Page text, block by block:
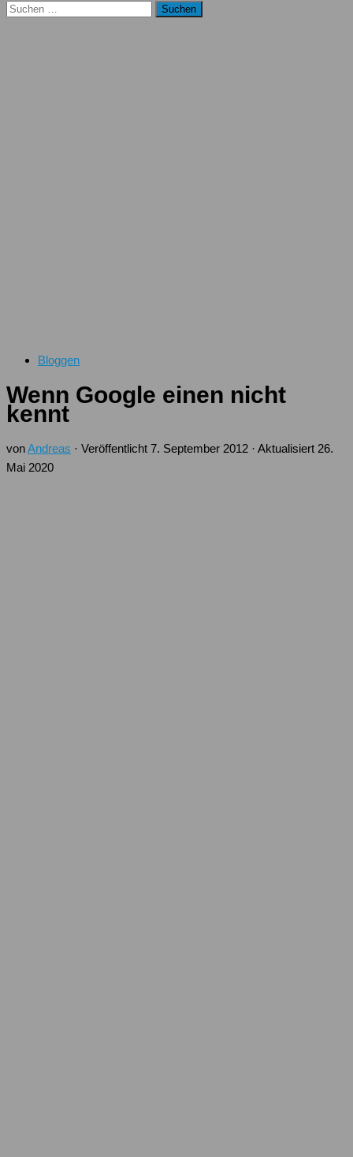
Suchen
Bloggen
Wenn Google einen nicht
kennt
vonAndreas · Veröffentlicht 7. September 2012 · Aktualisiert 26.
Mai 2020